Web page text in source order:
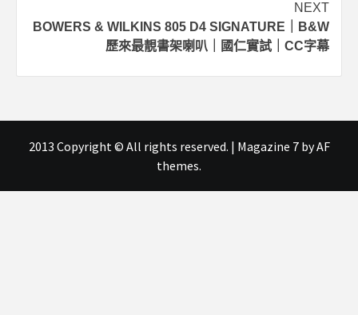
NEXT
BOWERS & WILKINS 805 D4 SIGNATURE｜B&W
歷來最靚書架喇叭｜國仁實試｜CC字幕
2013 Copyright © All rights reserved. | Magazine 7by AF
themes.